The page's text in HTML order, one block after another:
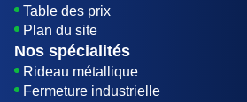
Table des prix
Plan du site
Nos spécialités
Rideau métallique
Fermeture industrielle